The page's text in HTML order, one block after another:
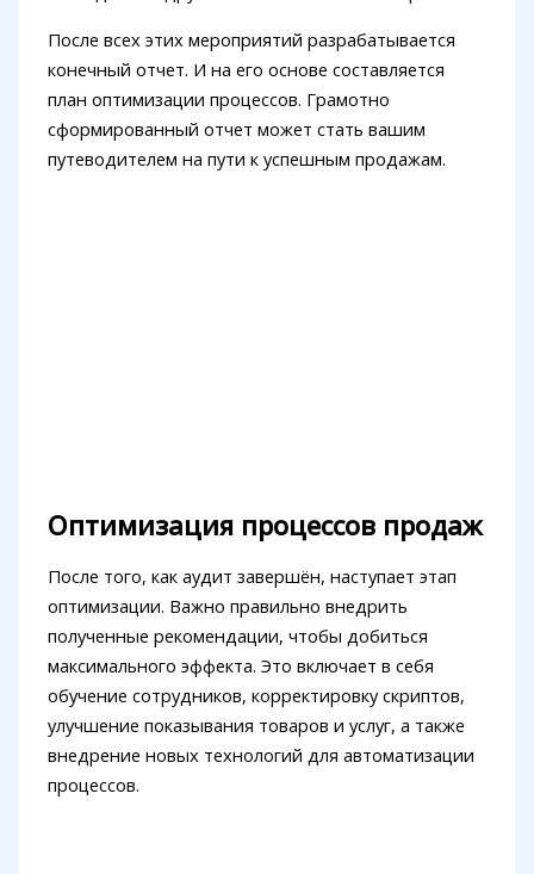
После всех этих мероприятий разрабатывается
конечный отчет. И на его основе составляется
план оптимизации процессов. Грамотно
сформированный отчет может стать вашим
путеводителем на пути к успешным продажам.
Оптимизация процессов продаж
После того, как аудит завершён, наступает этап
оптимизации. Важно правильно внедрить
полученные рекомендации, чтобы добиться
максимального эффекта. Это включает в себя
обучение сотрудников, корректировку скриптов,
улучшение показывания товаров и услуг, а также
внедрение новых технологий для автоматизации
процессов.